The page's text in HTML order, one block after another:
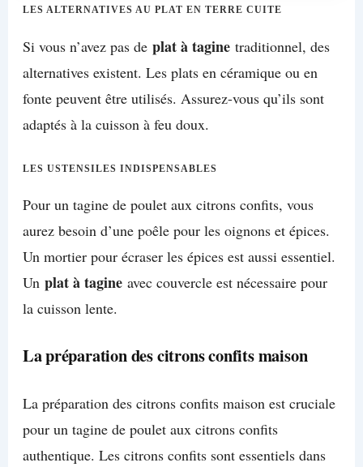
LES ALTERNATIVES AU PLAT EN TERRE CUITE
Si vous n’avez pas de plat à taginetraditionnel, des
alternatives existent. Les plats en céramique ou en
fonte peuvent être utilisés. Assurez-vous qu’ils sont
adaptés à la cuisson à feu doux.
LES USTENSILES INDISPENSABLES
Pour un tagine de poulet aux citrons confits, vous
aurez besoin d’une poêle pour les oignons et épices.
Un mortier pour écraser les épices est aussi essentiel.
Un plat à tagineavec couvercle est nécessaire pour
la cuisson lente.
La préparation des citrons confits maison
La préparation des citrons confits maison est cruciale
pour un tagine de poulet aux citrons confits
authentique. Les citrons confits sont essentiels dans